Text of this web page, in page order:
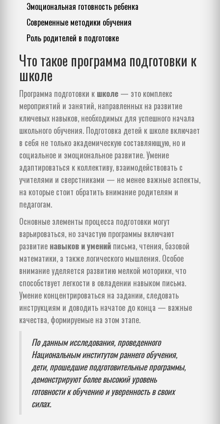
Эмоциональная готовность ребенка
Современные методики обучения
Роль родителей в подготовке
Что такое программа подготовки к
школе
Программа подготовки к школе — это комплекс
мероприятий и занятий, направленных на развитие
ключевых навыков, необходимых для успешного начала
школьного обучения. Подготовка детей к школе включает
в себя не только академическую составляющую, но и
социальное и эмоциональное развитие. Умение
адаптироваться к коллективу, взаимодействовать с
учителями и сверстниками — не менее важные аспекты,
на которые стоит обратить внимание родителям и
педагогам.
Основные элементы процесса подготовки могут
варьироваться, но зачастую программы включают
развитие навыков и умений письма, чтения, базовой
математики, а также логического мышления. Особое
внимание уделяется развитию мелкой моторики, что
способствует легкости в овладении навыком письма.
Умение концентрироваться на задании, следовать
инструкциям и доводить начатое до конца — важные
качества, формируемые на этом этапе.
По данным исследования, проведенного
Национальным институтом раннего обучения,
дети, прошедшие подготовительные программы,
демонстрируют более высокий уровень
готовности к обучению и уверенность в своих
силах.